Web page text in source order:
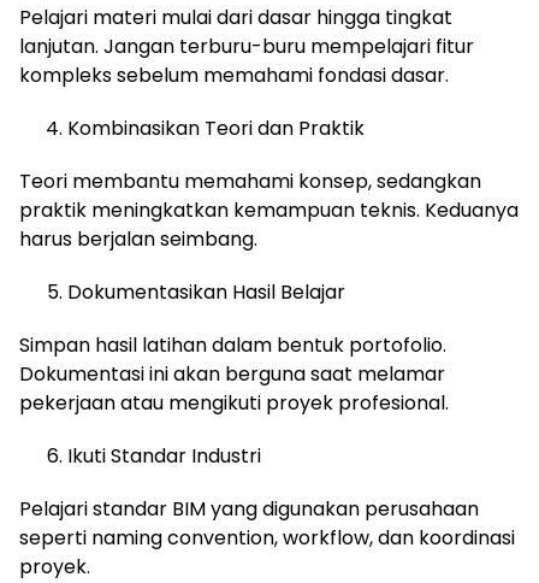
Pelajari materi mulai dari dasar hingga tingkat
lanjutan. Jangan terburu-buru mempelajari fitur
kompleks sebelum memahami fondasi dasar.
Kombinasikan Teori dan Praktik
Teori membantu memahami konsep, sedangkan
praktik meningkatkan kemampuan teknis. Keduanya
harus berjalan seimbang.
Dokumentasikan Hasil Belajar
Simpan hasil latihan dalam bentuk portofolio.
Dokumentasi ini akan berguna saat melamar
pekerjaan atau mengikuti proyek profesional.
Ikuti Standar Industri
Pelajari standar BIM yang digunakan perusahaan
seperti naming convention, workflow, dan koordinasi
proyek.